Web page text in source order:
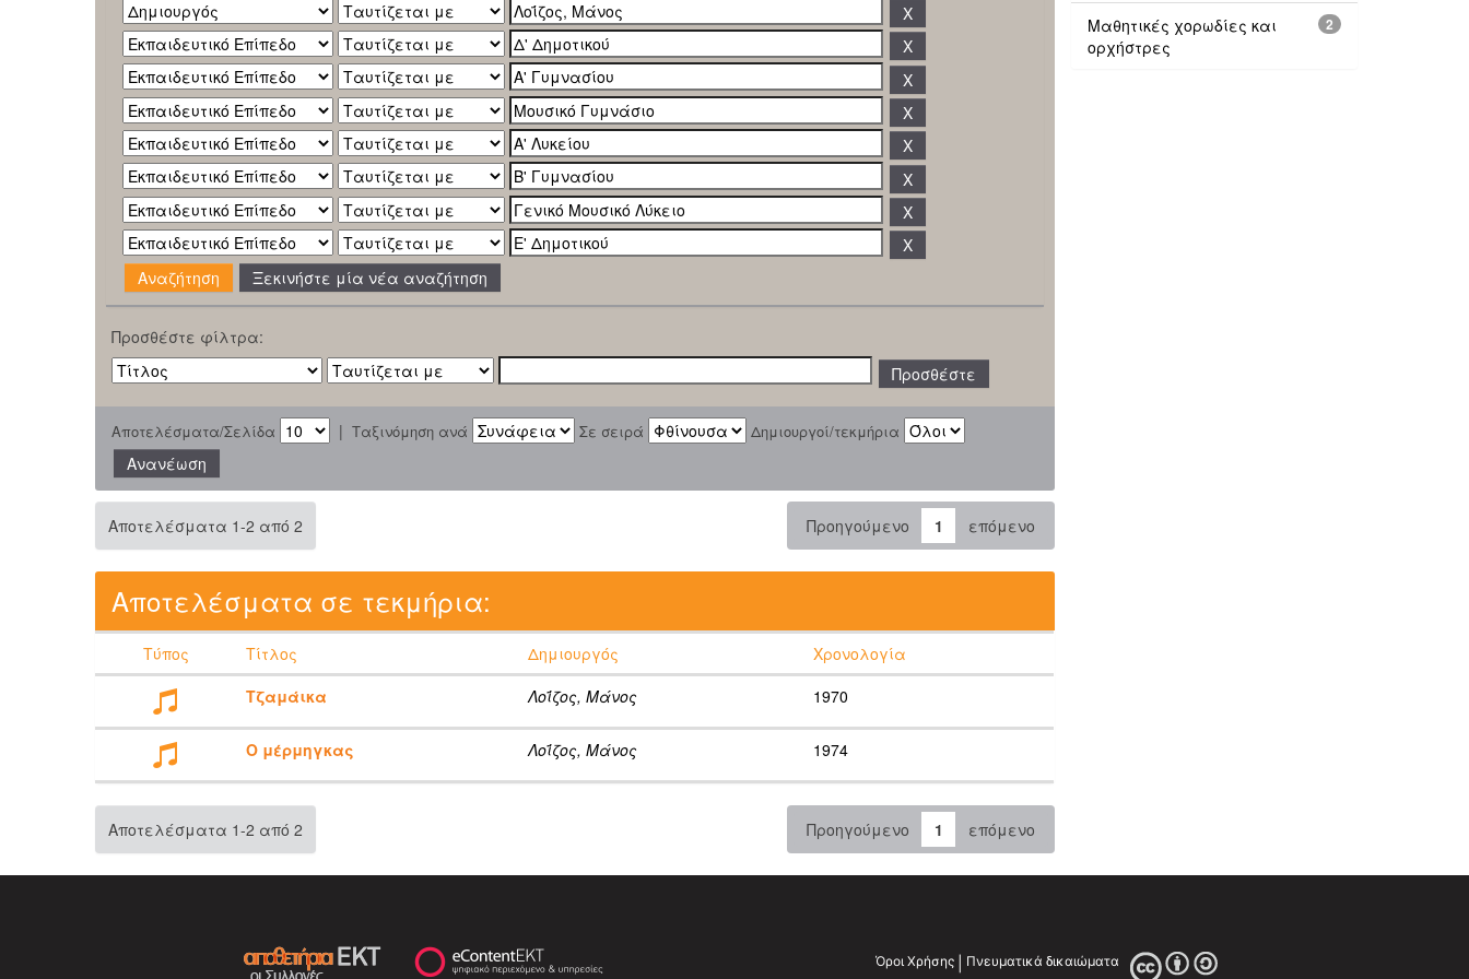
Ξεκινήστε μία νέα αναζήτηση
Προσθέστε φίλτρα:
Αποτελέσματα/Σελίδα | Ταξινόμηση ανά Σε σειρά Δημιουργοί/τεκμήρια
Αποτελέσματα 1-2 από 2 Προηγούμενο 1 επόμενο
Αποτελέσματα σε τεκμήρια:
Τύπος Τίτλος Δημιουργός
Χρονολογία
Τζαμάικα
Λοΐζος, Μάνος 1970
Ο μέρμηγκας Λοΐζος, Μάνος 1974
Αποτελέσματα 1-2 από 2 Προηγούμενο 1 επόμενο
2
Μαθητικές χορωδίες και
ορχήστρες